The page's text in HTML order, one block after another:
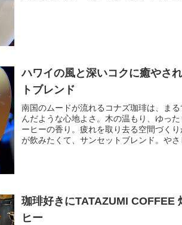
ハワイの風と深いコクに癒やさ
トブレンド
南国のムードが流れるコナズ珈琲は、ま
んだような心地よさ。木の温もり、ゆっ
ーヒーの香り。疲れを取り去る空間づく
が飲みたくて、サンセットブレンド。やさ
珈琲好きにTATAZUMI COFFEE
ヒー